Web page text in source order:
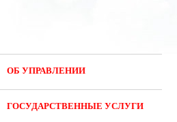
ОБ УПРАВЛЕНИИ
ГОСУДАРСТВЕННЫЕ УСЛУГИ